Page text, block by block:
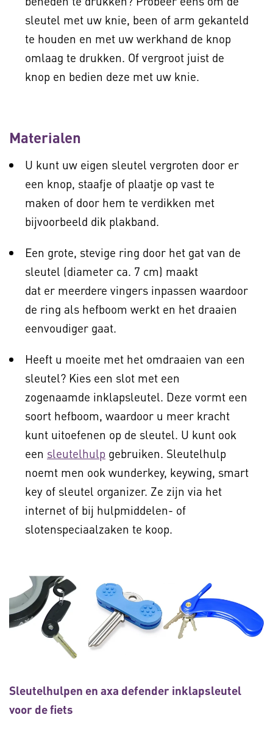
sleutel met uw knie, been of arm gekanteld
te houden en met uw werkhand de knop
omlaag te drukken. Of vergroot juist de
knop en bedien deze met uw knie.
Materialen
U kunt uw eigen sleutel vergroten door er
een knop, staafje of plaatje op vast te
maken of door hem te verdikken met
bijvoorbeeld dik plakband.
Een grote, stevige ring door het gat van de
sleutel (diameter ca. 7 cm) maakt
dat er meerdere vingers inpassen waardoor
de ring als hefboom werkt en het draaien
eenvoudiger gaat.
Heeft u moeite met het omdraaien van een
sleutel? Kies een slot met een
zogenaamde inklapsleutel. Deze vormt een
soort hefboom, waardoor u meer kracht
kunt uitoefenen op de sleutel. U kunt ook
een sleutelhulp gebruiken. Sleutelhulp
noemt men ook wunderkey, keywing, smart
key of sleutel organizer. Ze zijn via het
internet of bij hulpmiddelen- of
slotenspeciaalzaken te koop.
Sleutelhulpen en axa defender inklapsleutel
voor de fiets